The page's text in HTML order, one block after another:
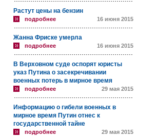
Растут цены на бензин
подробнее 16 июня 2015
Жанна Фриске умерла
подробнее 16 июня 2015
В Верховном суде оспорят юристы
указ Путина о засекречивании
военных потерь в мирное время
подробнее 29 мая 2015
Информацию о гибели военных в
мирное время Путин отнес к
государственной тайне
подробнее 29 мая 2015